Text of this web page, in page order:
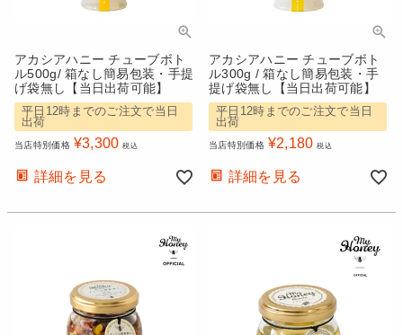
アカシアハニー チューブボト
ル500g/ 箱なし簡易包装・手提
げ袋無し【当日出荷可能】
平日12時までのご注文で当日
出荷
当店特別価格 ¥3,300 税込
詳細を見る
アカシアハニー チューブボト
ル300g / 箱なし簡易包装・手
提げ袋無し【当日出荷可能】
平日12時までのご注文で当日
出荷
当店特別価格 ¥2,180 税込
詳細を見る